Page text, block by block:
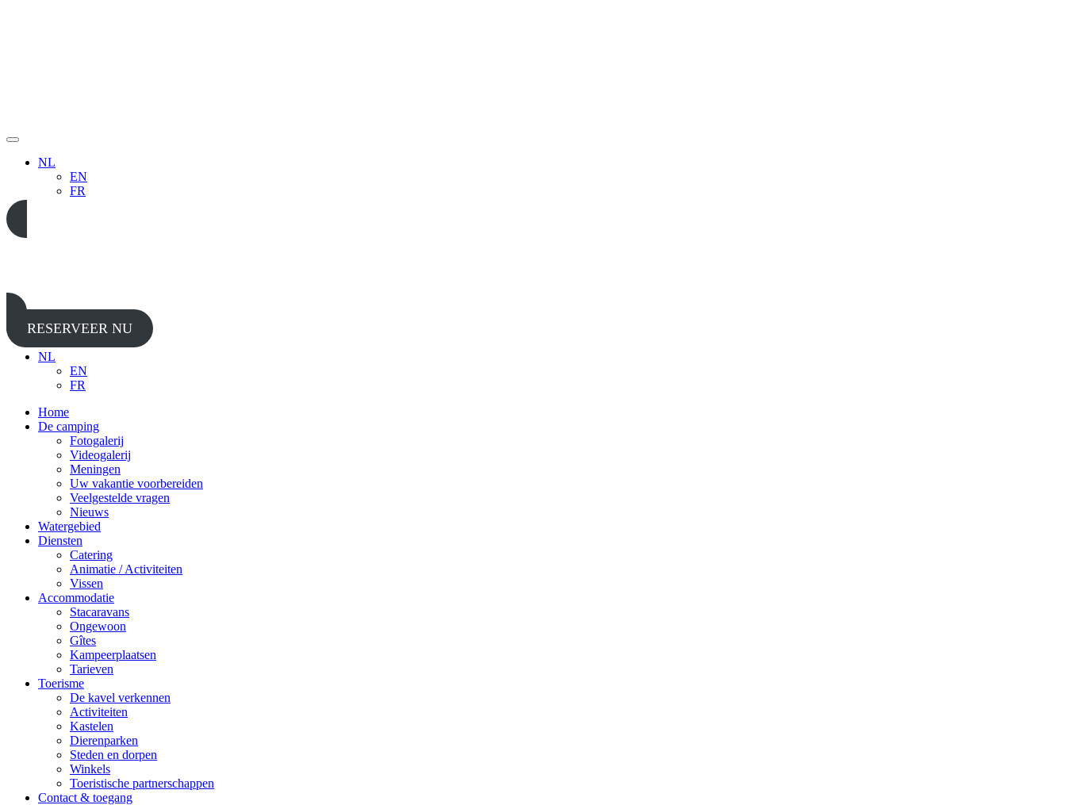
NL
EN
FR
RESERVEER NU
NL
EN
FR
Home
De camping
Fotogalerij
Videogalerij
Meningen
Uw vakantie voorbereiden
Veelgestelde vragen
Nieuws
Watergebied
Diensten
Catering
Animatie / Activiteiten
Vissen
Accommodatie
Stacaravans
Ongewoon
Gîtes
Kampeerplaatsen
Tarieven
Toerisme
De kavel verkennen
Activiteiten
Kastelen
Dierenparken
Steden en dorpen
Winkels
Toeristische partnerschappen
Contact & toegang